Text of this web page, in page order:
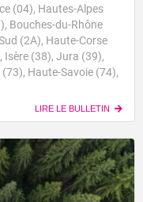
(04), Hautes-Alpes
Bouches-du-Rhône
(2A), Haute-Corse
Isère (38), Jura (39),
Haute-Savoie (74),
LIRE LE BULLETIN